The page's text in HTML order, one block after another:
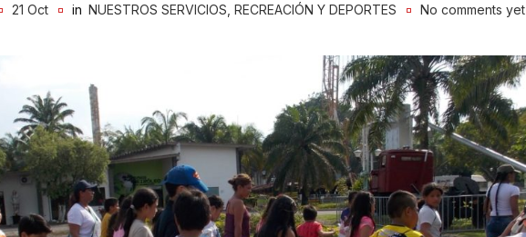
21 Oct in NUESTROS SERVICIOS RECREACIÓN Y DEPORTES No comments yet